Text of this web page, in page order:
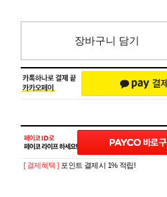
장바구니 담기
[ 결제혜택 ] 포인트 결제시 1% 적립!